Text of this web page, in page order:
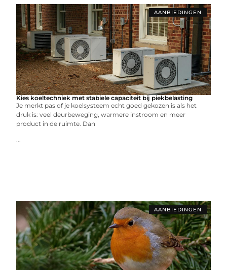
AANBIEDINGEN
Kies koeltechniek met stabiele capaciteit bij piekbelasting
Je merkt pas of je koelsysteem echt goed gekozen is als het
druk is: veel deurbeweging, warmere instroom en meer
product in de ruimte. Dan
...
AANBIEDINGEN